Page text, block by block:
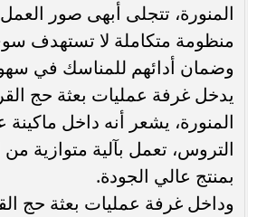
المنورة، تتجلى أبهى صور
منظومة متكاملة لا تستهدف
وضمان أدائهم للمناسك في
يدخل غرفة عمليات بعثة حج
المنورة، يشعر أنه داخل
التروس، تعمل بآلية متوازية
بمنتج عالي الجودة.
وداخل غرفة عمليات بعثة حج